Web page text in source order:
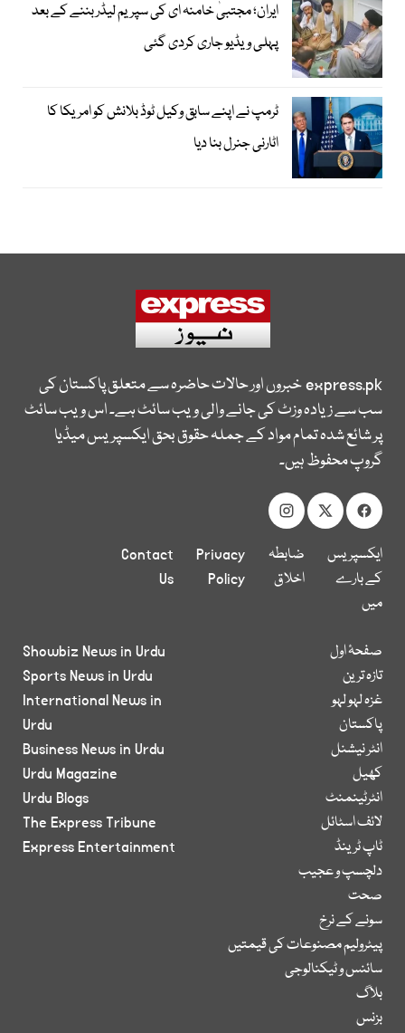
ایران؛ مجتبیٰ خامنہ ای کی سپریم لیڈر بننے کے بعد
پہلی ویڈیو جاری کردی گئی
ٹرمپ نے اپنے سابق وکیل ٹوڈ بلانش کو امریکا کا
اٹارنی جنرل بنا دیا
express.pkخبروں اور حالات حاضرہ سے متعلق پاکستان کی
سب سے زیادہ وزٹ کی جانے والی ویب سائٹ ہے۔ اس ویب سائٹ
پر شائع شدہ تمام مواد کے جملہ حقوق بحق ایکسپریس میڈیا
گروپ محفوظ ہیں۔
ایکسپریس
کے بارے
میں
ضابطہ
اخلاق
Privacy
Policy
Contact
Us
صفحۂ اول
تازہ ترین
غزہ لہو لہو
پاکستان
انٹر نیشنل
کھیل
انٹرٹینمنٹ
لائف اسٹائل
ٹاپ ٹرینڈ
دلچسپ و عجیب
صحت
سونے کے نرخ
پیٹرولیم مصنوعات کی قیمتیں
سائنس و ٹیکنالوجی
بلاگ
بزنس
Showbiz News in Urdu
Sports News in Urdu
International News in
Urdu
Business News in Urdu
Urdu Magazine
Urdu Blogs
The Express Tribune
Express Entertainment